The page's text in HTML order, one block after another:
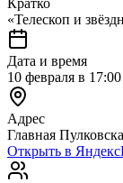
«Телескоп и
Дата и время
10 февраля в
Адрес
Главная
Открыть в